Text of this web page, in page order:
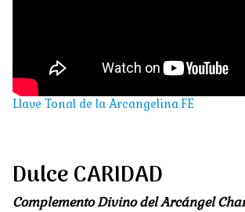
Llave Tonal de la Arcangelina FE
Dulce CARIDAD
Complemento Divino del Arcángel